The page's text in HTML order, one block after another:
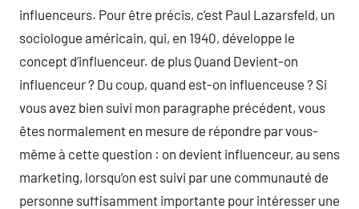
influenceurs. Pour être précis, c’est Paul Lazarsfeld, un
sociologue américain, qui, en 1940, développe le
concept d’influenceur. de plus Quand Devient-on
influenceur ? Du coup, quand est-on influenceuse ? Si
vous avez bien suivi mon paragraphe précédent, vous
êtes normalement en mesure de répondre par vous-
même à cette question : on devient influenceur, au sens
marketing, lorsqu’on est suivi par une communauté de
personne suffisamment importante pour intéresser une